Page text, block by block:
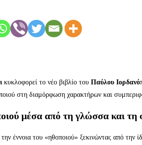
κυκλοφορεί το νέο βιβλίο του Παύλου
στη διαμόρφωση χαρακτήρων και
μέσα από τη γλώσσα και τη
έννοια του «ηθοποιού» ξεκινώντας από